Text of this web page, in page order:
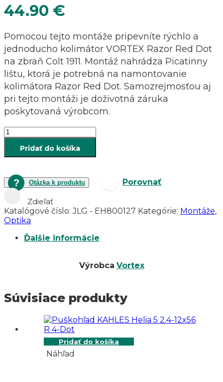
44.90 €
Pomocou tejto montáže pripevníte rýchlo a
jednoducho kolimátor VORTEX Razor Red Dot
na zbraň Colt 1911. Montáž nahrádza Picatinny
lištu, ktorá je potrebná na namontovanie
kolimátora Razor Red Dot. Samozrejmosťou aj
pri tejto montáži je doživotná záruka
poskytovaná výrobcom.
množstvo
Montáž
kolimátor
Razor
Red
nízka
pre
Colt
1911
Pridať do košíka
Otázka k produktu Porovnať
Zdieľať
Katalógové číslo:JLG - EH800127 Kategórie: Montáže,
Optika
Ďalšie informácie
Výrobca Vortex
Súvisiace produkty
Pridať do košíka
Náhľad